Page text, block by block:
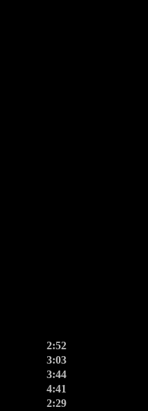
2:52
3:03
3:44
4:41
2:29